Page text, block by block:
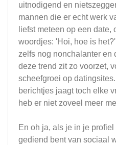
uitnodigend en
mannen die er echt werk
liefst meteen op een
woordjes: 'Hoi, hoe is
zelfs nog nonchalanter en
deze trend zit zo voorzet,
scheefgroei op
berichtjes jaagt toch elke
heb er niet zoveel meer
En oh ja, als je in je
gediend bent van sociaal